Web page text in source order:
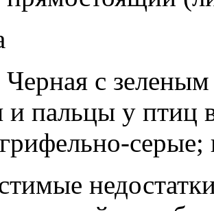
Черная с
пальцы у птиц
серые;